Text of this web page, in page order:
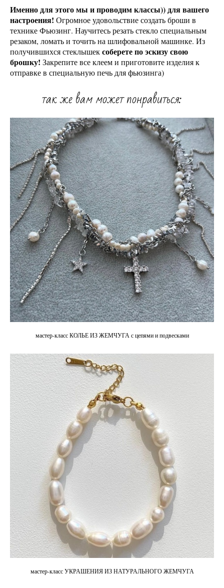
Именно для этого мы и проводим классы)) для вашего
настроения! Огромное удовольствие создать броши в
технике Фьюзинг. Научитесь резать стекло специальным
резаком, ломать и точить на шлифовальной машинке. Из
получившихся стеклышексоберете по эскизу свою
брошку! Закрепите все клеем и приготовите изделия к
отправке в специальную печь для фьюзинга)
так же вам может понравиться:
мастер-класс КОЛЬЕ ИЗ ЖЕМЧУГА с цепями и подвесками
мастер-класс УКРАШЕНИЯ ИЗ НАТУРАЛЬНОГО ЖЕМЧУГА